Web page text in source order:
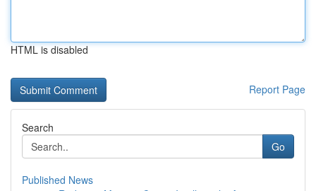
HTML is disabled
Report Page
Search
Go
Published News